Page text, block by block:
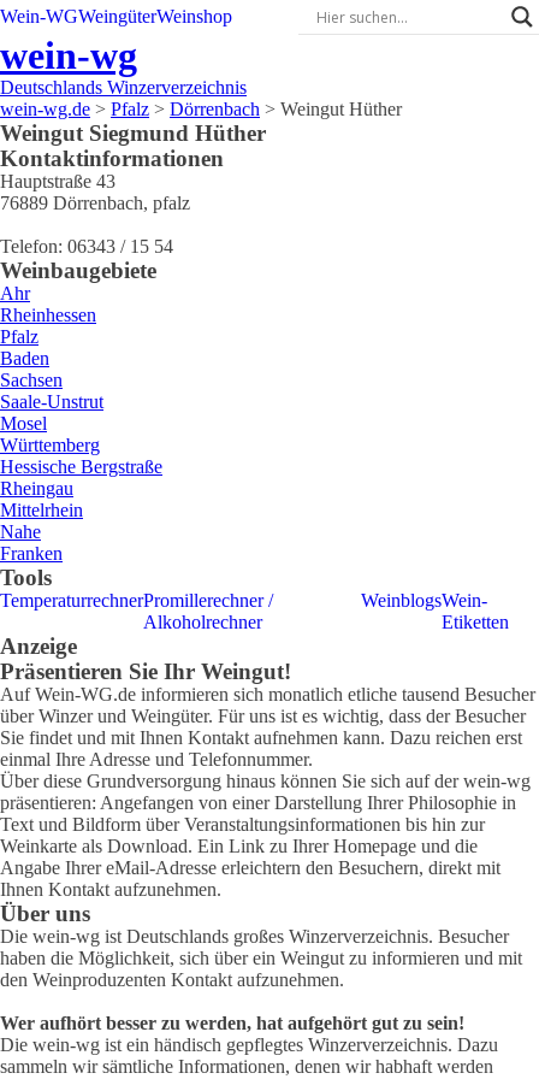
Wein-WGWeingüterWeinshop
wein-wg
Deutschlands Winzerverzeichnis
wein-wg.de > Pfalz > Dörrenbach > Weingut Hüther
Weingut Siegmund Hüther
Kontaktinformationen
Hauptstraße 43
76889 Dörrenbach, pfalz
Telefon: 06343 / 15 54
Weinbaugebiete
Ahr
Rheinhessen
Pfalz
Baden
Sachsen
Saale-Unstrut
Mosel
Württemberg
Hessische Bergstraße
Rheingau
Mittelrhein
Nahe
Franken
Tools
TemperaturrechnerPromillerechner /
Alkoholrechner
WeinblogsWein-
Etiketten
Anzeige
Präsentieren Sie Ihr Weingut!
Auf Wein-WG.de informieren sich monatlich etliche tausend Besucher
über Winzer und Weingüter. Für uns ist es wichtig, dass der Besucher
Sie findet und mit Ihnen Kontakt aufnehmen kann. Dazu reichen erst
einmal Ihre Adresse und Telefonnummer.
Über diese Grundversorgung hinaus können Sie sich auf der wein-wg
präsentieren: Angefangen von einer Darstellung Ihrer Philosophie in
Text und Bildform über Veranstaltungsinformationen bis hin zur
Weinkarte als Download. Ein Link zu Ihrer Homepage und die
Angabe Ihrer eMail-Adresse erleichtern den Besuchern, direkt mit
Ihnen Kontakt aufzunehmen.
Über uns
Die wein-wg ist Deutschlands großes Winzerverzeichnis. Besucher
haben die Möglichkeit, sich über ein Weingut zu informieren und mit
den Weinproduzenten Kontakt aufzunehmen.
Wer aufhört besser zu werden, hat aufgehört gut zu sein!
Die wein-wg ist ein händisch gepflegtes Winzerverzeichnis. Dazu
sammeln wir sämtliche Informationen, denen wir habhaft werden